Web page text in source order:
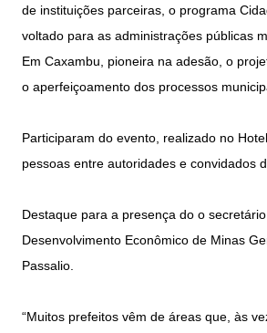
de instituições parceiras, o programa
voltado para as administrações públicas
Em Caxambu, pioneira na adesão, o
o aperfeiçoamento dos processos
Participaram do evento, realizado no
pessoas entre autoridades e convidados
Destaque para a presença do o
Desenvolvimento Econômico de Minas
Passalio.
“Muitos prefeitos vêm de áreas que, às